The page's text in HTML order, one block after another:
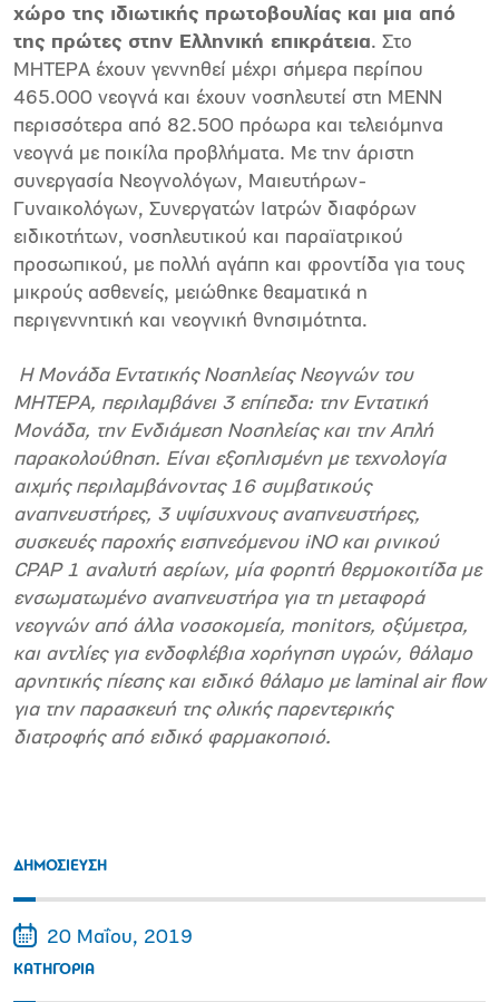
χώρο της ιδιωτικής πρωτοβουλίας και μια από
της πρώτες στην Ελληνική επικράτεια. Στο
ΜΗΤΕΡΑ έχουν γεννηθεί μέχρι σήμερα περίπου
465.000 νεογνά και έχουν νοσηλευτεί στη ΜΕΝΝ
περισσότερα από 82.500 πρόωρα και τελειόμηνα
νεογνά με ποικίλα προβλήματα. Με την άριστη
συνεργασία Νεογνολόγων, Μαιευτήρων-
Γυναικολόγων, Συνεργατών Ιατρών διαφόρων
ειδικοτήτων, νοσηλευτικού και παραϊατρικού
προσωπικού, με πολλή αγάπη και φροντίδα για τους
μικρούς ασθενείς, μειώθηκε θεαματικά η
περιγεννητική και νεογνική θνησιμότητα.
Η Μονάδα Εντατικής Νοσηλείας Νεογνών του
ΜΗΤΕΡΑ, περιλαμβάνει 3 επίπεδα: την Εντατική
Μονάδα, την Ενδιάμεση Νοσηλείας και την Απλή
παρακολούθηση. Είναι εξοπλισμένη με τεχνολογία
αιχμής περιλαμβάνοντας 16 συμβατικούς
αναπνευστήρες, 3 υψίσυχνους αναπνευστήρες,
συσκευές παροχής εισπνεόμενου iNOκαι ρινικού
CPAP 1 αναλυτή αερίων, μία φορητή θερμοκοιτίδα με
ενσωματωμένο αναπνευστήρα για τη μεταφορά
νεογνών από άλλα νοσοκομεία, monitors, οξύμετρα,
και αντλίες για ενδοφλέβια χορήγηση υγρών, θάλαμο
αρνητικής πίεσης και ειδικό θάλαμο με laminal air flow
για την παρασκευή της ολικής παρεντερικής
διατροφής από ειδικό φαρμακοποιό.
ΔΗΜΟΣΙΕΥΣΗ
20 Μαΐου, 2019
ΚΑΤΗΓΟΡΙΑ